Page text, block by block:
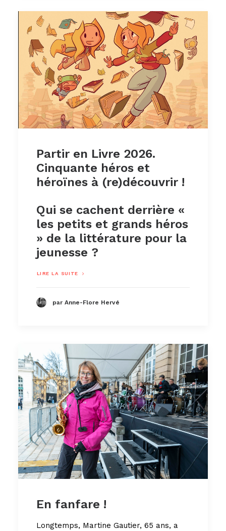
Partir en Livre 2026.
Cinquante héros et
héroïnes à (re)découvrir !
Qui se cachent derrière «
les petits et grands héros
» de la littérature pour la
jeunesse ?
LIRE LA SUITE
par Anne-Flore Hervé
En fanfare !
Longtemps, Martine Gautier, 65 ans, a